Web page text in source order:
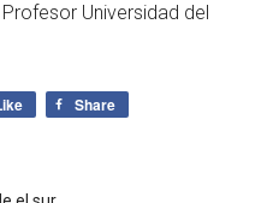
Profesor Universidad del
Share